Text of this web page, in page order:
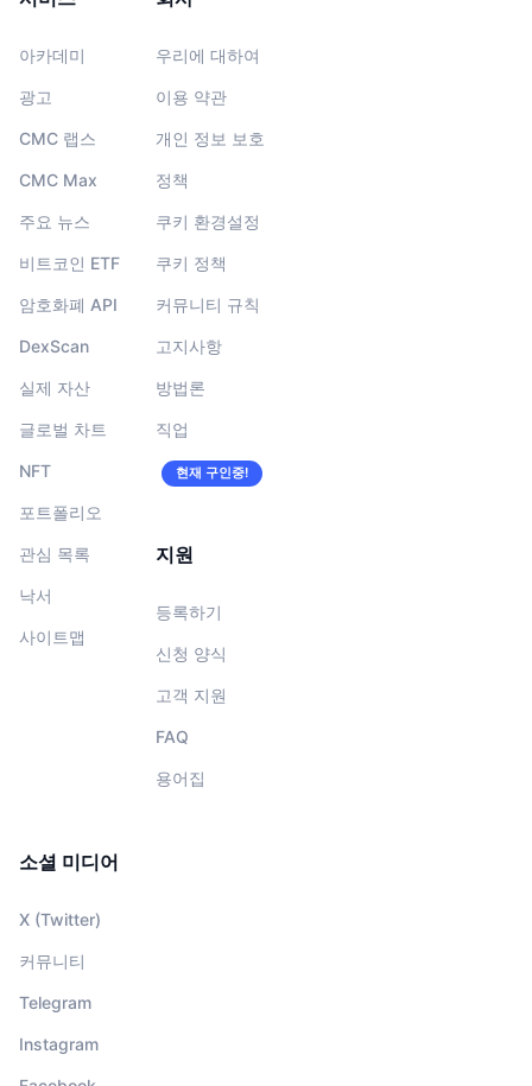
아카데미
광고
CMC 랩스
CMC Max
주요 뉴스
비트코인 ETF
암호화폐 API
DexScan
실제 자산
글로벌 차트
NFT
포트폴리오
관심 목록
낙서
사이트맵
우리에 대하여
이용 약관
개인 정보 보호
정책
쿠키 환경설정
쿠키 정책
커뮤니티 규칙
고지사항
방법론
직업
현재 구인중!
지원
등록하기
신청 양식
고객 지원
FAQ
용어집
소셜 미디어
X (Twitter)
커뮤니티
Telegram
Instagram